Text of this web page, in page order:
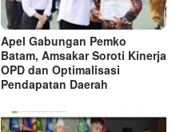
Apel Gabungan Pemko
Batam, Amsakar Soroti Kinerja
OPD dan Optimalisasi
Pendapatan Daerah